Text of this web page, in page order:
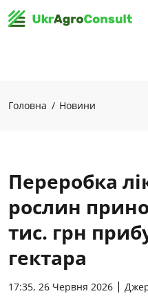
Головна Новини
Переробка
рослин
тис. грн
гектара
17:35, 26 Червня 2026